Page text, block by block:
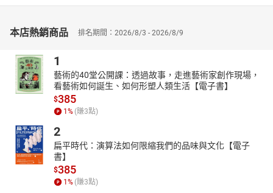
街和市場美食，到特色美術館、時髦購物中心與祭典體驗全部網
BT21愛的傳遞，溫暖你的心
不管是聰明小睡蟲KOYA、柔情王子美食家RJ、調皮小不點
SHOOKY、跳舞天王MANG、天真CHIMMY、好奇心王子TATA，還
是反轉肌肉COOKY，還有守護機器人VAN。只要翻開書，就可看見
擁有迷人個性的明星漫步其中，用他們可愛的樣子療癒你。
BT21專屬筆記頁，留下超萌心情
書末附上筆記頁，貼心可愛的設計讓你能和BT21一起創造美好回
憶；使用上全憑個人喜好，不管是旅行記錄、心得分享，或是想對
宇宙明星愛的告白，都可以盡情書寫。就讓BT21閃閃發光的故事，
透過你的文字，一直延續下去吧！
【本書特色】
本店熱銷商品 排名期間：2026/8/3 - 2026/8/9
1
藝術的40堂公開課：透過故事，走進藝術家創作現場，
看藝術如何誕生、如何形塑人類生活【電子書】
$385
1 % (賺3點)
2
扁平時代：演算法如何限縮我們的品味與文化【電子
書】
$385
1 % (賺3點)